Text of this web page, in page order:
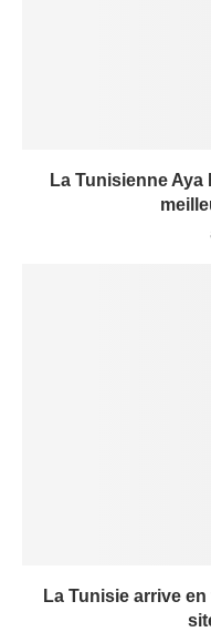
La Tunisienne
La Tunisie arrive